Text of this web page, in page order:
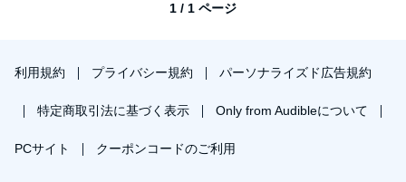
1 / 1 ページ
利用規約 プライバシー規約 パーソナライズド広告規約
特定商取引法に基づく表示 Only from Audibleについて
PCサイト クーポンコードのご利用